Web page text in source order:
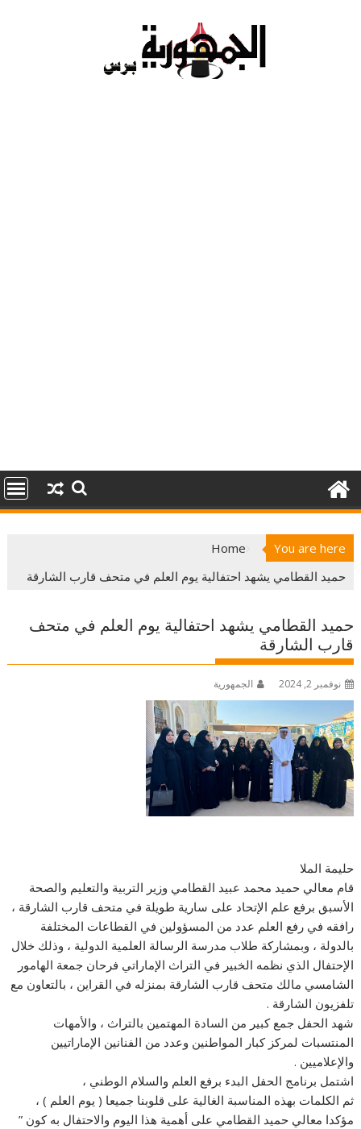
You are here
Home
حميد القطامي يشهد احتفالية يوم العلم في متحف قارب الشارقة
حميد القطامي يشهد احتفالية يوم العلم في متحف
قارب الشارقة
نوفمبر 2, 2024 الجمهورية
حليمة الملا
قام معالي حميد محمد عبيد القطامي وزير التربية والتعليم والصحة
الأسبق برفع علم الإتحاد على سارية طويلة في متحف قارب الشارقة ،
رافقه في رفع العلم عدد من المسؤولين في القطاعات المختلفة
بالدولة ، وبمشاركة طلاب مدرسة الرسالة العلمية الدولية ، وذلك خلال
الإحتفال الذي نظمه الخبير في التراث الإماراتي فرحان جمعة الهامور
الشامسي مالك متحف قارب الشارقة بمنزله في القراين ، بالتعاون مع
تلفزيون الشارقة .
شهد الحفل جمع كبير من السادة المهتمين بالتراث ، والأمهات
المنتسبات لمركز كبار المواطنين وعدد من الفنانين الإماراتيين
والإعلاميين .
اشتمل برنامج الحفل البدء برفع العلم والسلام الوطني ،
ثم الكلمات بهذه المناسبة الغالية على قلوبنا جميعا ( يوم العلم ) ،
مؤكدا معالي حميد القطامي على أهمية هذا اليوم والاحتفال به كون ”